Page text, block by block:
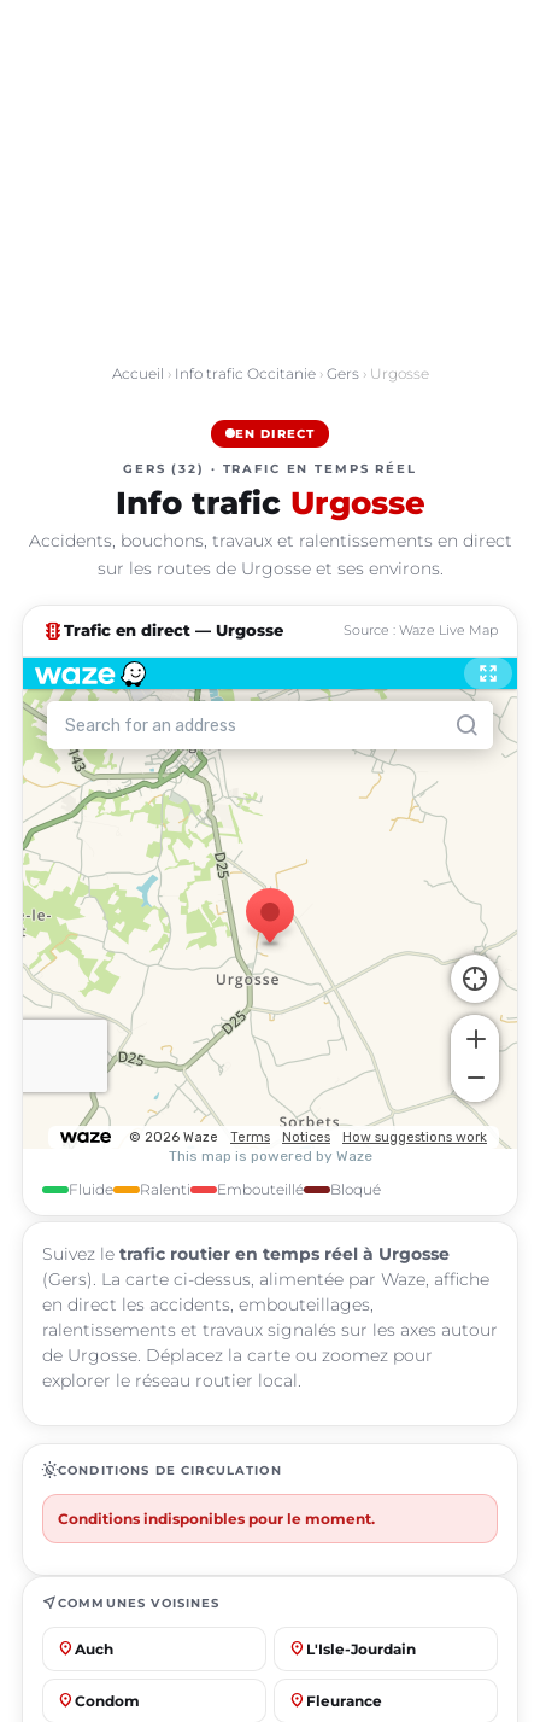
Accueil › Info trafic Occitanie› Gers› Urgosse
EN DIRECT
GERS (32) · TRAFIC EN TEMPS RÉEL
Info trafic Urgosse
Accidents, bouchons, travaux et ralentissements en direct
sur les routes de Urgosse et ses environs.
traffic Trafic en direct — Urgosse Source : Waze Live Map
Fluide Ralenti Embouteillé Bloqué
Suivez le trafic routier en temps réel à Urgosse
(Gers). La carte ci-dessus, alimentée par Waze, affiche
en direct les accidents, embouteillages,
ralentissements et travaux signalés sur les axes autour
de Urgosse. Déplacez la carte ou zoomez pour
explorer le réseau routier local.
routineCONDITIONS DE CIRCULATION
Conditions indisponibles pour le moment.
near_meCOMMUNES VOISINES
place Auch place L'Isle-Jourdain
place Condom place Fleurance